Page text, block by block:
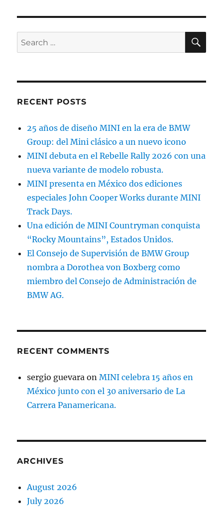
Works
y
con
Search
for:
RECENT POSTS
25 años de diseño MINI en la era de BMW
Group: del Mini clásico a un nuevo icono
MINI debuta en el Rebelle Rally 2026 con una
nueva variante de modelo robusta.
MINI presenta en México dos ediciones
especiales John Cooper Works durante MINI
Track Days.
Una edición de MINI Countryman conquista
“Rocky Mountains”, Estados Unidos.
El Consejo de Supervisión de BMW Group
nombra a Dorothea von Boxberg como
miembro del Consejo de Administración de
BMW AG.
RECENT COMMENTS
sergio guevara onMINI celebra 15 años en
México junto con el 30 aniversario de La
Carrera Panamericana.
ARCHIVES
August 2026
July 2026